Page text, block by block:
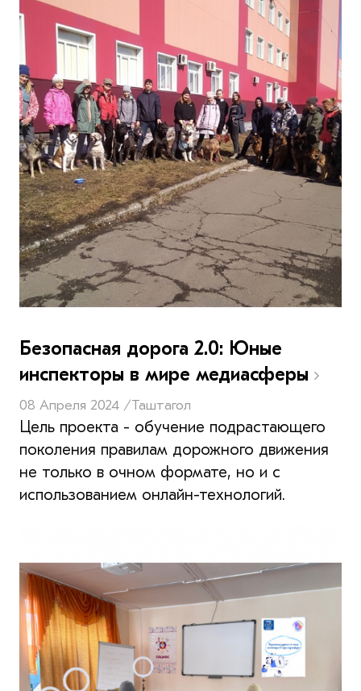
Безопасная дорога 2.0: Юные
инспекторы в мире медиасферы
08 Апреля 2024 /Таштагол
Цель проекта - обучение подрастающего
поколения правилам дорожного движения
не только в очном формате, но и с
использованием онлайн-технологий.